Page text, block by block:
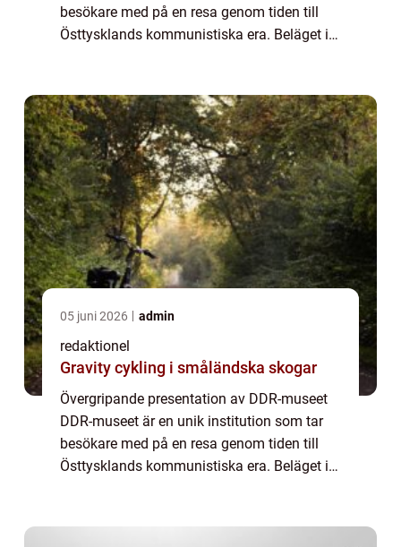
besökare med på en resa genom tiden till
Östtysklands kommunistiska era. Beläget i
oc...
05 juni 2026 admin
redaktionel
Gravity cykling i småländska skogar
Övergripande presentation av DDR-museet
DDR-museet är en unik institution som tar
besökare med på en resa genom tiden till
Östtysklands kommunistiska era. Beläget i